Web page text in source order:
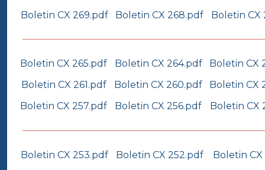
Boletin CX 269.pdf
Boletin CX 268.pdf Boletin CX
Boletin CX 265.pdf Boletin CX 264.pdf
Boletin CX
Boletin CX 261.pdf
Boletin CX 260.pdf
Boletin CX
Boletin CX 257.pdf
Boletin CX 256.pdf Boletin CX
Boletin CX 253.pdf Boletin CX 252.pdf
Boletin CX